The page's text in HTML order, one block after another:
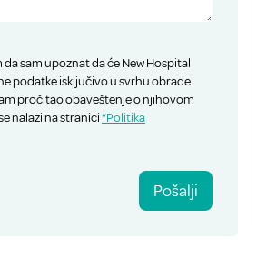
sam upoznat da će New Hospital
podatke isključivo u svrhu obrade
pročitao obaveštenje o njihovom
nalazi na stranici“Politika
Pošalji